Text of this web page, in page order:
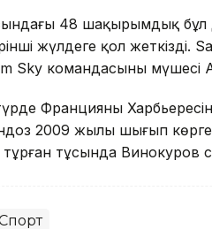
48 шақырымдық бұл
жүлдеге қол жеткізді.
Sky командасының мүшесі
Францияның
2009 жылы шығып
тұсында Винокуров